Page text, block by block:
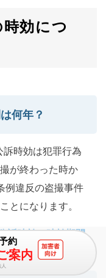
効につ
何年？
訴時効は犯罪行為
が終わった時か
例違反の盗撮事件
とになります。
訴時効の時効期間
約
案内
人